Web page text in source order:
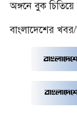
অঙ্গনে বুক
বাংলাদেশের